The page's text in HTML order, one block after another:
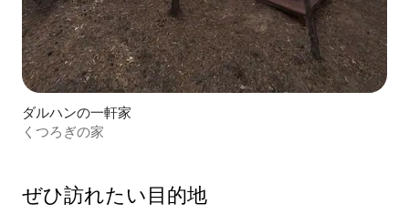
ダルハンの一軒家
くつろぎの家
ぜひ訪⁠れ⁠た⁠い目⁠的⁠地